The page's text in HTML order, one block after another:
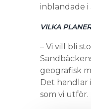
inblandade
VILKA
– Vi vill bli
geografisk
Det handlar
som vi utför.